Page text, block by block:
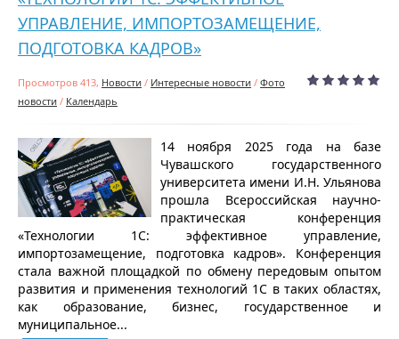
УПРАВЛЕНИЕ, ИМПОРТОЗАМЕЩЕНИЕ,
ПОДГОТОВКА КАДРОВ»
Просмотров 413, Новости / Интересные новости / Фото
новости / Календарь
14 ноября 2025 года на базе
Чувашского государственного
университета имени И.Н. Ульянова
прошла Всероссийская научно-
практическая конференция
«Технологии 1С: эффективное управление,
импортозамещение, подготовка кадров». Конференция
стала важной площадкой по обмену передовым опытом
развития и применения технологий 1С в таких областях,
как образование, бизнес, государственное и
муниципальное...